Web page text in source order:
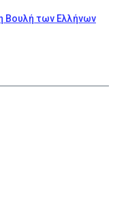
Βουλή των Ελλήνων